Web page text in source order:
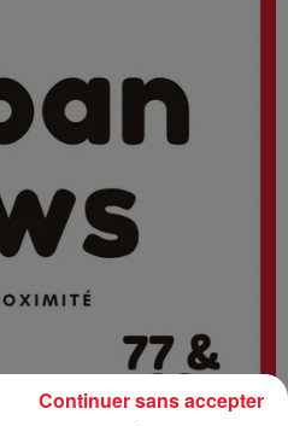
Continuer sans accepter